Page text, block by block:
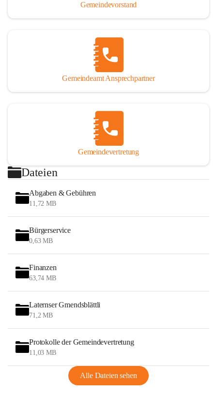
Gemeindevorstand
Gemeindeamt Ansprechpartner
Gemeindevertretung
Dateien
Abgaben & Gebühren
11,72 MB
Bürgerservice
0,63 MB
Finanzen
63,74 MB
Laternser Gmendsblättli
71,2 MB
Protokolle der Gemeindevertretung
11,03 MB
Alle Dateien sehen